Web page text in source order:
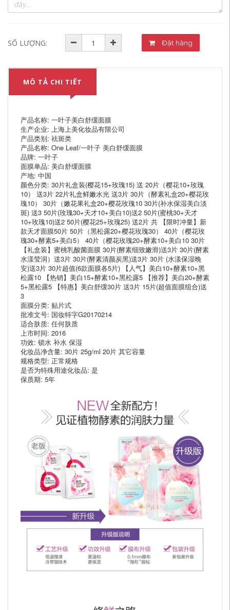
SỐ LƯỢNG: Đặt hàng
MÔ TẢ CHI TIẾT
产品名称: 一叶子美白舒缓面膜
生产企业: 上海上美化妆品有限公司
产品类别: 祛斑类
产品名称: One Leaf/一叶子 美白舒缓面膜
品牌: 一叶子
面膜单品: 美白舒缓面膜
产地: 中国
颜色分类: 30片礼盒装(樱花15+玫瑰15) 送 20片（樱花10+玫瑰
10） 送3片 22片礼盒鲜嫩水光 送3片 30片（酵素礼盒20+樱花玫
瑰10） 30片（嫩花果礼盒20+樱花玫瑰10 30片(补水保湿美白淡
斑) 送3 50片(玫瑰30+天才10+美白10)送2 50片(蜜桃30+天才
10+玫瑰10)送2 50片(樱花25+玫瑰25) 送2片 共 【限时冲量】新
款天才面膜50片 50片（黑松露20+樱花玫瑰30） 40片（樱花玫
瑰30+酵素5+美白5） 40片（樱花玫瑰20+酵素10+美白10 30片
【礼盒装】蜜桃乳酸菌面膜 30片(酵素细致嫩滑)送3片 30片(酵素
水漾莹润）送3片 30片(酵素清颜炭黑)送3片 30片 (水漾保湿晚
安)送3片 30片超值(6款面膜各5片) 【人气】美白10+酵素10+黑
松露10 【热销】美白15+酵素10+黑松露5 【推荐】美白20+酵素
5+黑松露5 【特惠】美白舒缓30片 送3片 15片(超值面膜组合)送
3
面膜分类: 贴片式
批准文号: 国妆特字G20170214
适合肤质: 任何肤质
上市时间: 2016
功效: 锁水 补水 保湿
化妆品净含量: 30片 25g/ml 20片 其它容量
规格类型: 正常规格
是否为特殊用途化妆品: 是
保质期: 5年